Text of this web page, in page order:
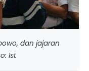
dan jajaran
Ist